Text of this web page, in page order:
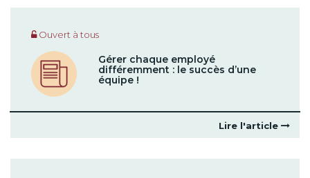
Ouvert à tous
Gérer chaque employé
différemment : le succès d’une
équipe !
Lire l'article